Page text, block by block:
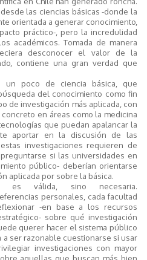
las ciencias básicas -donde la
orientada a generar conocimiento,
práctico-, pero la incredulidad
académicos. Tomada de manera
desconocer el valor de la
contiene una gran verdad que
un poco de ciencia básica, que
del conocimiento como fin
de investigación más aplicada, con
en áreas como la medicina
que puedan apalancar la
aportar en la discusión de las
investigaciones requieren de
si las universidades en
público- deberían orientarse
aplicada por sobre la básica.
válida, sino necesaria.
personales, cada facultad
-en base a los recursos
sobre qué investigación
querer hacer el sistema público
a ser razonable cuestionarse si usar
investigaciones con mayor
aquellas que buscan más bien